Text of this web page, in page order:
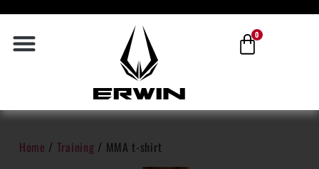
0
Home / Training / MMA t-shirt